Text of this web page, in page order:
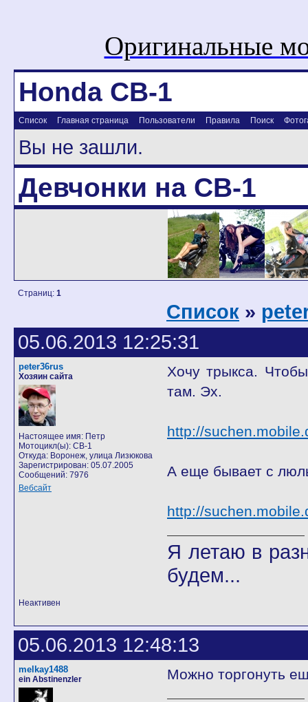
Оригинальные
Honda CB-1
Список Главная страница Пользователи Правила Поиск
Вы не зашли.
Девчонки на CB-1
Страниц: 1
Список »
05.06.2013 12:25:31
peter36rus
Хозяин сайта
Настоящее имя: Петр
Мотоцикл(ы): CB-1
Откуда: Воронеж, улица Лизюкова
Зарегистрирован: 05.07.2005
Сообщений: 7976
Вебсайт
Хочу трыкса.
там. Эх.
http://
А еще бывает с
http://
Я летаю в
будем...
Неактивен
05.06.2013 12:48:13
melkay1488
ein Abstinenzler Можно торгонуть